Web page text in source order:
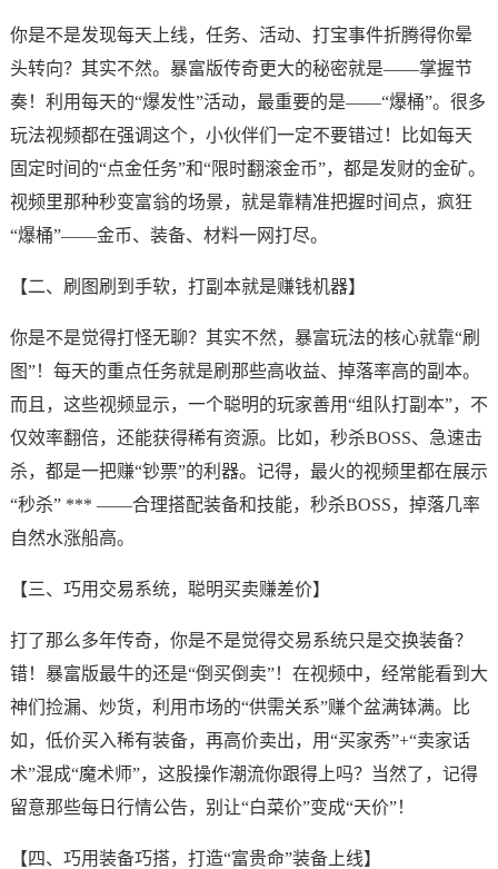
你是不是发现每天上线，任务、活动、打宝事件折腾得你晕
头转向？其实不然。暴富版传奇更大的秘密就是——掌握节
奏！利用每天的“爆发性”活动，最重要的是——“爆桶”。很多
玩法视频都在强调这个，小伙伴们一定不要错过！比如每天
固定时间的“点金任务”和“限时翻滚金币”，都是发财的金矿。
视频里那种秒变富翁的场景，就是靠精准把握时间点，疯狂
“爆桶”——金币、装备、材料一网打尽。
【二、刷图刷到手软，打副本就是赚钱机器】
你是不是觉得打怪无聊？其实不然，暴富玩法的核心就靠“刷
图”！每天的重点任务就是刷那些高收益、掉落率高的副本。
而且，这些视频显示，一个聪明的玩家善用“组队打副本”，不
仅效率翻倍，还能获得稀有资源。比如，秒杀BOSS、急速击
杀，都是一把赚“钞票”的利器。记得，最火的视频里都在展示
“秒杀” *** ——合理搭配装备和技能，秒杀BOSS，掉落几率
自然水涨船高。
【三、巧用交易系统，聪明买卖赚差价】
打了那么多年传奇，你是不是觉得交易系统只是交换装备？
错！暴富版最牛的还是“倒买倒卖”！在视频中，经常能看到大
神们捡漏、炒货，利用市场的“供需关系”赚个盆满钵满。比
如，低价买入稀有装备，再高价卖出，用“买家秀”+“卖家话
术”混成“魔术师”，这股操作潮流你跟得上吗？当然了，记得
留意那些每日行情公告，别让“白菜价”变成“天价”！
【四、巧用装备巧搭，打造“富贵命”装备上线】